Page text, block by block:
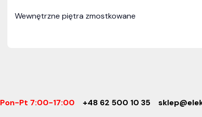
Wewnętrzne piętra zmostkowane
Pon-Pt 7:00-17:00 +48 62 500 10 35